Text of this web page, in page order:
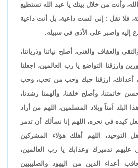
وأنت من خلال بيتك يا عبد الله تستطيع
فلا تقل : إني لست داعية، بل أنت داعية
إليه واصبر على الأذى في سبيله.
والعفاف والغنى، أصلح نياتنا وذرياتنا،
وارزقنا التواضع يا رب العالمين، اجعلنا
أعدائك، ارزقنا حبك وحب من تحب، وحب
خاتمتنا، وأصلح خلقنا، وألهمنا رشدنا،
البلد آمناً وبلاد المسلمين، اللهم من أراد
كيده في نحره، اللهم إنا نسألك أن تدمر
التوحيد، اللهم أهلك هؤلاء المشركين
عليهم تدميرك وعذابك يا رب العالمين،
أعداء الدين من اليهود والصليبيين